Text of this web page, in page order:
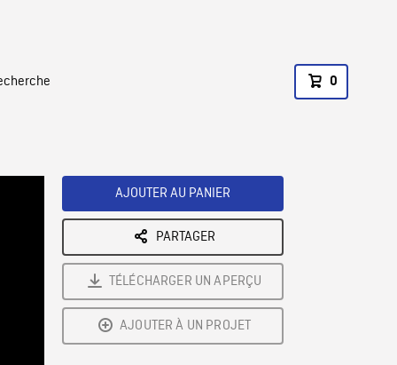
0
AJOUTER AU PANIER
PARTAGER
TÉLÉCHARGER UN APERÇU
AJOUTER À UN PROJET